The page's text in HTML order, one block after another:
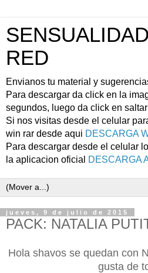
RED
Envianos tu material y
Para descargar da click en la
segundos, luego da click en
Si nos visitas desde el celular
win rar desde aqui DESCARGA
Para descargar desde el celular
la aplicacion oficial
DESCARGA
jueves, 9 de julio de 2015
PACK: NATALIA
Hola shavos se quedan con
gusta de